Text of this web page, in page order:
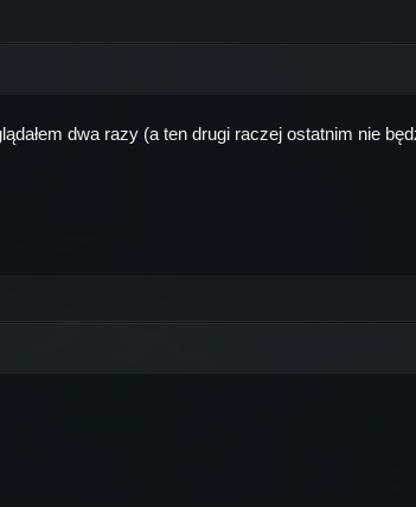
dwa razy (a ten drugi raczej ostatnim nie